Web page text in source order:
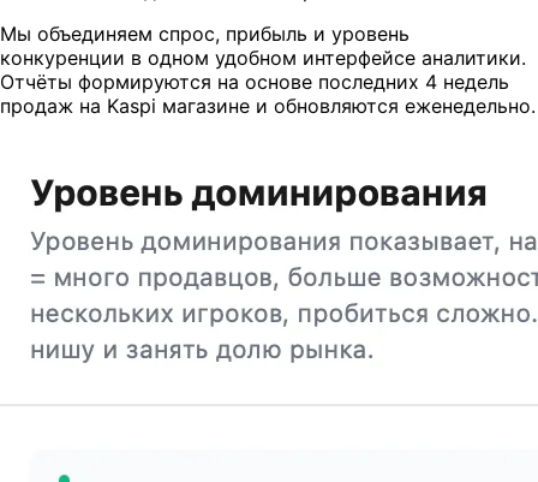
Мы объединяем спрос, прибыль и уровень
конкуренции в одном удобном интерфейсе аналитики.
Отчёты формируются на основе последних 4 недель
продаж на Kaspi магазине и обновляются еженедельно.